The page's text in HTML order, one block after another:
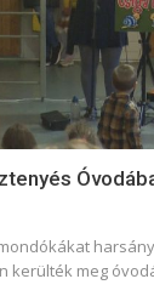
kerülték meg